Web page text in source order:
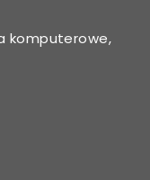
komputerowe,